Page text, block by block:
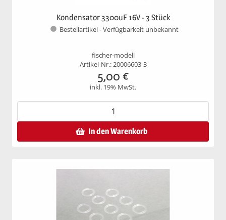
Kondensator 3300uF 16V - 3 Stück
Bestellartikel - Verfügbarkeit unbekannt
fischer-modell
Artikel-Nr.: 20006603-3
5,00 €
inkl. 19% MwSt.
In den Warenkorb